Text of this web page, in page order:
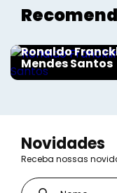
Ronaldo
Mendes Santos
Novidades
Receba nossas